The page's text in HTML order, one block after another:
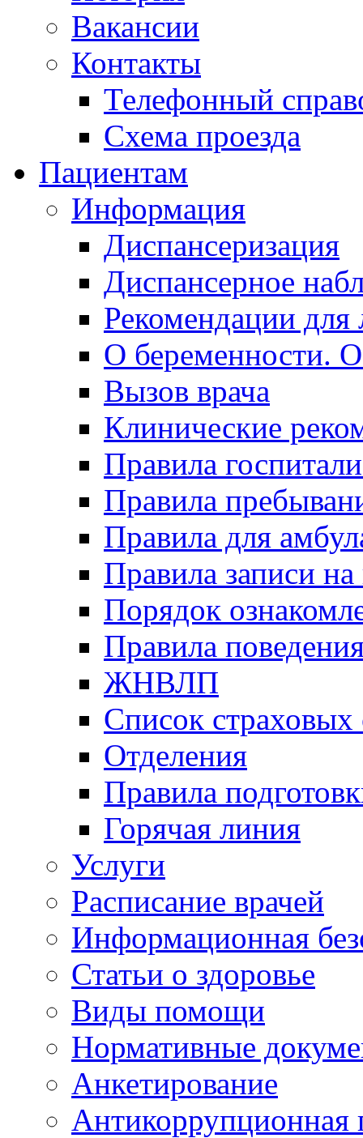
Вакансии
Контакты
Телефонный
Схема проезда
Пациентам
Информация
Диспансеризация
Диспансерное
Рекомендации для
О беременности.
Вызов врача
Клинические
Правила
Правила
Правила для
Правила записи
Порядок
Правила
ЖНВЛП
Список страховых
Отделения
Правила
Горячая линия
Услуги
Расписание врачей
Информационная
Статьи о здоровье
Виды помощи
Нормативные
Анкетирование
Антикоррупционная